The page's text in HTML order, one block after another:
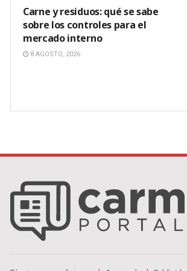
Carne y residuos: qué se sabe
sobre los controles para el
mercado interno
8 AGOSTO, 2026